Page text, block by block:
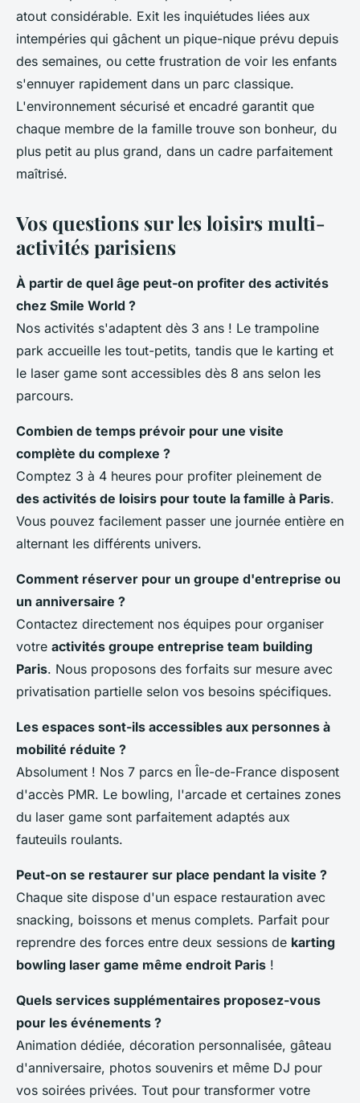
atout considérable. Exit les inquiétudes liées aux
intempéries qui gâchent un pique-nique prévu depuis
des semaines, ou cette frustration de voir les enfants
s'ennuyer rapidement dans un parc classique.
L'environnement sécurisé et encadré garantit que
chaque membre de la famille trouve son bonheur, du
plus petit au plus grand, dans un cadre parfaitement
maîtrisé.
Vos questions sur les loisirs multi-
activités parisiens
À partir de quel âge peut-on profiter des activités
chez Smile World ?
Nos activités s'adaptent dès 3 ans ! Le trampoline
park accueille les tout-petits, tandis que le karting et
le laser game sont accessibles dès 8 ans selon les
parcours.
Combien de temps prévoir pour une visite
complète du complexe ?
Comptez 3 à 4 heures pour profiter pleinement de
des activités de loisirs pour toute la famille à Paris.
Vous pouvez facilement passer une journée entière en
alternant les différents univers.
Comment réserver pour un groupe d'entreprise ou
un anniversaire ?
Contactez directement nos équipes pour organiser
votre activités groupe entreprise team building
Paris. Nous proposons des forfaits sur mesure avec
privatisation partielle selon vos besoins spécifiques.
Les espaces sont-ils accessibles aux personnes à
mobilité réduite ?
Absolument ! Nos 7 parcs en Île-de-France disposent
d'accès PMR. Le bowling, l'arcade et certaines zones
du laser game sont parfaitement adaptés aux
fauteuils roulants.
Peut-on se restaurer sur place pendant la visite ?
Chaque site dispose d'un espace restauration avec
snacking, boissons et menus complets. Parfait pour
reprendre des forces entre deux sessions de karting
bowling laser game même endroit Paris !
Quels services supplémentaires proposez-vous
pour les événements ?
Animation dédiée, décoration personnalisée, gâteau
d'anniversaire, photos souvenirs et même DJ pour
vos soirées privées. Tout pour transformer votre